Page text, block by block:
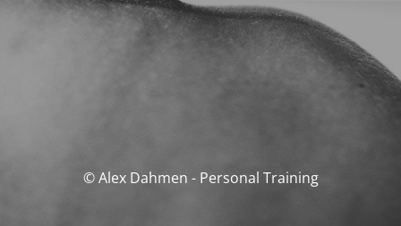
© Alex Dahmen - Personal Training